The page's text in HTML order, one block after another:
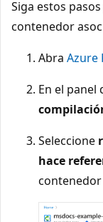
Siga estos
contenedor
Abra Azure
En el panel
Seleccione
hace